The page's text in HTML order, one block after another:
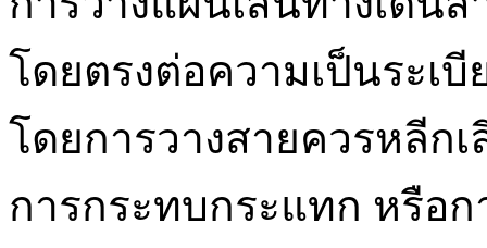
โดยตรงต่อความเป็นระเ
โดยการวางสายควรหลีก
การกระทบกระแทก หรือ